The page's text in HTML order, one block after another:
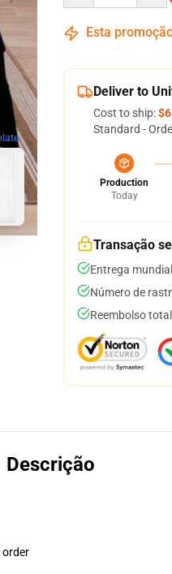
Esta
Deliver to
Cost to ship:
Standard -
Production
Today
Transação
Entrega
Número de
Reembolso
Descrição
order